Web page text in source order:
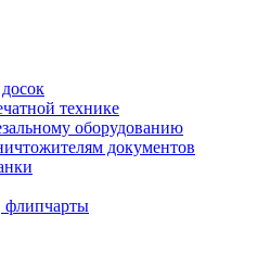
технике
оборудованию
документов
флипчарты